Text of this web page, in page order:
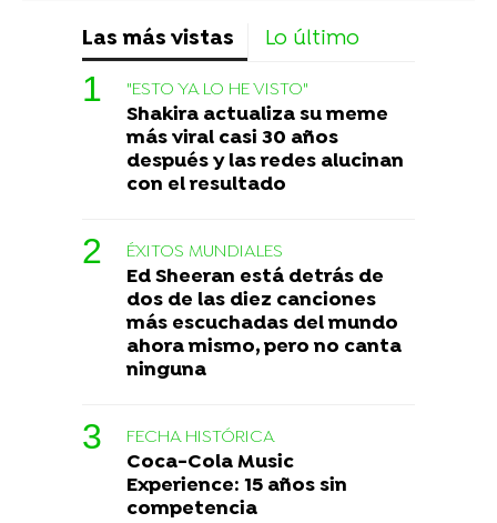
Las más vistas Lo último
"ESTO YA LO HE VISTO"
Shakira actualiza su meme
más viral casi 30 años
después y las redes alucinan
con el resultado
ÉXITOS MUNDIALES
Ed Sheeran está detrás de
dos de las diez canciones
más escuchadas del mundo
ahora mismo, pero no canta
ninguna
FECHA HISTÓRICA
Coca-Cola Music
Experience: 15 años sin
competencia